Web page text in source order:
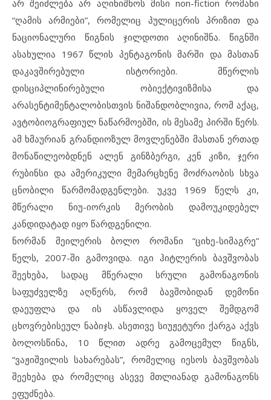
არ შეიძლება არ აღინიშნოს მისი non-fiction რომანი
“ღამის არმიები”, რომელიც პულიცერის პრიზით და
ნაციონალური წიგნის ჯილდოთი აღინიშნა. წიგნში
ასახულია 1967 წლის პენტაგონის მარში და მასთან
დაკავშირებული ისტორიები. მწერლის
დისციპლინირებული ობიექტივიზმისა და
არასენტიმენტალობისთვის ნიშანდობლივია, რომ აქაც,
ავტობიოგრაფიულ ნაწარმოებში, ის მესამე პირში წერს.
ამ ხმაურიან გრანდიოზულ მოვლენებში მასთან ერთად
მონაწილეობდნენ ალენ გინზბერგი, კენ კიზი, ჯერი
რუბინსი და ამერიკული მემარცხენე მოძრაობის სხვა
ცნობილი წარმომადგენლები. უკვე 1969 წელს კი,
მწერალი ნიუ-იორკის მერობის დამოუკიდებელ
კანდიდატად იყო წარდგენილი.
ნორმან მეილერის ბოლო რომანი “ციხე-სიმაგრე”
წელს, 2007-ში გამოვიდა. იგი ჰიტლერის ბავშვობას
შეეხება, სადაც მწერალი სრული გამონაგონის
საფუძველზე აღწერს, რომ ბავშობიდან დემონი
დაეუფლა და ის ასწავლიდა ყოველ შემდგომ
ცხოვრებისეულ ნაბიჯს. ასეთივე სიუჟეტური ქარგა აქვს
ბოლოსწინა, 10 წლით ადრე გამოცემულ წიგნს,
“ვაჟიშვილის სახარებას”, რომელიც იესოს ბავშვობას
შეეხება და რომელიც ასევე მთლიანად გამონაგონს
ეფუძნება.